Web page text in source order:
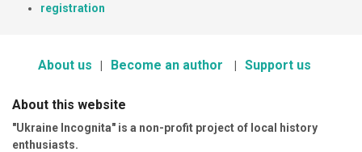
registration
About us Become an author Support us
About this website
"Ukraine Incognita" is a non-profit project of local history
enthusiasts.